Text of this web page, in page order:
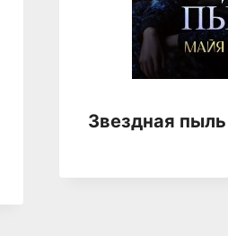
Звездная